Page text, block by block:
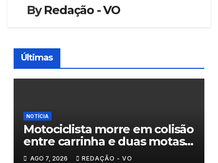
ByRedação - VO
Últimas
NOTÍCIA
Motociclista morre em colisão
entre carrinha e duas motas
em Chaves
AGO 7, 2026 REDAÇÃO - VO